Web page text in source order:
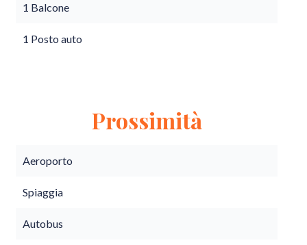
1 Balcone
1 Posto auto
Prossimità
Aeroporto
Spiaggia
Autobus